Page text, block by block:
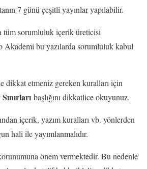
7 günü çeşitli yayınlar yapılabilir.
tüm sorumluluk içerik üreticisi
Akademi bu yazılarda sorumluluk kabul
dikkat etmeniz gereken kuralları için
başlığını dikkatlice okuyunuz.
içerik, yazım kuralları vb. yönlerden
hali ile yayımlanmalıdır.
önem vermektedir. Bu nedenle